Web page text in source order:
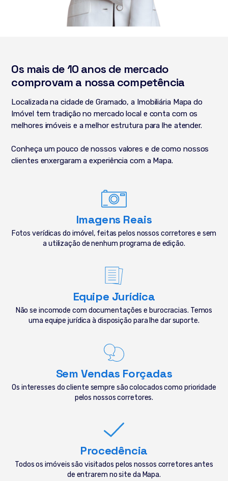
Os mais de 10 anos de mercado
comprovam a nossa competência
Localizada na cidade de Gramado, a Imobiliária Mapa do
Imóvel tem tradição no mercado local e conta com os
melhores imóveis e a melhor estrutura para lhe atender.
Conheça um pouco de nossos valores e de como nossos
clientes enxergaram a experiência com a Mapa.
Imagens Reais
Fotos verídicas do imóvel, feitas pelos nossos corretores e sem
a utilização de nenhum programa de edição.
Equipe Jurídica
Não se incomode com documentações e burocracias. Temos
uma equipe jurídica à disposição para lhe dar suporte.
Sem Vendas Forçadas
Os interesses do cliente sempre são colocados como prioridade
pelos nossos corretores.
Procedência
Todos os imóveis são visitados pelos nossos corretores antes
de entrarem no site da Mapa.